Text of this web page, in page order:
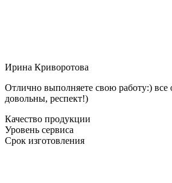
Ирина Криворотова
Отлично выполняете свою работу:) все
довольны, респект!)
Качество продукции
Уровень сервиса
Срок изготовления